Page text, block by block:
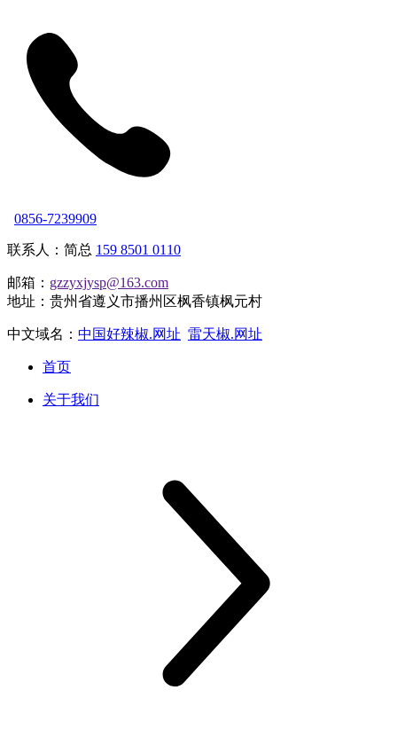
0856-7239909
联系人：简总 159 8501 0110
邮箱： gzzyxjysp@163.com
地址：贵州省遵义市播州区枫香镇枫元村
中文域名： 中国好辣椒.网址 雷天椒.网址
首页
关于我们